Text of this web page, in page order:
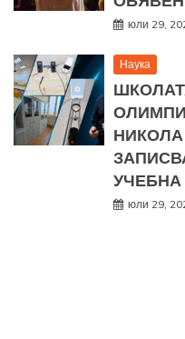
юли 29,
Наука
юли 29,